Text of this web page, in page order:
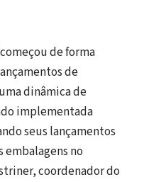
de forma
de
dinâmica de
implementada
seus lançamentos
embalagens no
coordenador do